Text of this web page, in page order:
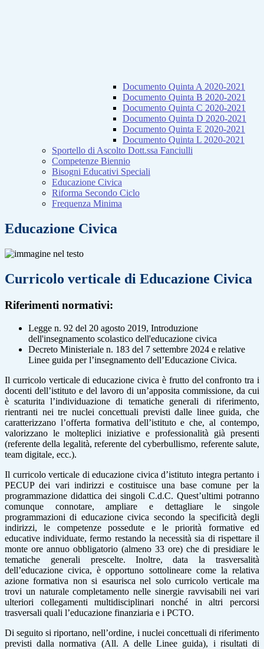
Documento Quinta A 2020-2021
Documento Quinta B 2020-2021
Documento Quinta C 2020-2021
Documento Quinta D 2020-2021
Documento Quinta E 2020-2021
Documento Quinta L 2020-2021
Sportello di Ascolto Dott.ssa Fanciulli
Competenze Biennio
Bisogni Educativi Speciali
Educazione Civica
Riforma Secondo Ciclo
Frequenza Minima
Educazione Civica
Curricolo verticale di Educazione Civica
Riferimenti normativi:
Legge n. 92 del 20 agosto 2019, Introduzione
dell'insegnamento scolastico dell'educazione civica
Decreto Ministeriale n. 183 del 7 settembre 2024 e relative
Linee guida per l’insegnamento dell’Educazione Civica.
Il curricolo verticale di educazione civica è frutto del confronto tra i
docenti dell’istituto e del lavoro di un’apposita commissione, da cui
è scaturita l’individuazione di tematiche generali di riferimento,
rientranti nei tre nuclei concettuali previsti dalle linee guida, che
caratterizzano l’offerta formativa dell’istituto e che, al contempo,
valorizzano le molteplici iniziative e professionalità già presenti
(referente della legalità, referente del cyberbullismo, referente salute,
team digitale, ecc.).
Il curricolo verticale di educazione civica d’istituto integra pertanto i
PECUP dei vari indirizzi e costituisce una base comune per la
programmazione didattica dei singoli C.d.C. Quest’ultimi potranno
comunque connotare, ampliare e dettagliare le singole
programmazioni di educazione civica secondo la specificità degli
indirizzi, le competenze possedute e le priorità formative ed
educative individuate, fermo restando la necessità sia di rispettare il
monte ore annuo obbligatorio (almeno 33 ore) che di presidiare le
tematiche generali prescelte. Inoltre, data la trasversalità
dell’educazione civica, è opportuno sottolineare come la relativa
azione formativa non si esaurisca nel solo curricolo verticale ma
trovi un naturale completamento nelle sinergie ravvisabili nei vari
ulteriori collegamenti multidisciplinari nonché in altri percorsi
trasversali quali l’educazione finanziaria e i PCTO.
Di seguito si riportano, nell’ordine, i nuclei concettuali di riferimento
previsti dalla normativa (All. A delle Linee guida), i risultati di